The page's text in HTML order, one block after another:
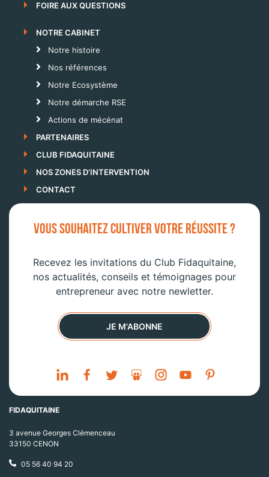
FOIRE AUX QUESTIONS
NOTRE CABINET
Notre histoire
Nos références
Notre Ecosystème
Notre démarche RSE
Actions de mécénat
PARTENAIRES
CLUB FIDAQUITAINE
NOS ZONES D’INTERVENTION
CONTACT
VOUS SOUHAITEZ CULTIVER VOTRE RÉUSSITE ?
Recevez les invitations du Club Fidaquitaine,
nos actualités, conseils et témoignages pour
entrepreneur avec notre newletter.
JE M'ABONNE
FIDAQUITAINE
3 avenue Georges Clémenceau
33150 CENON
05 56 40 94 20